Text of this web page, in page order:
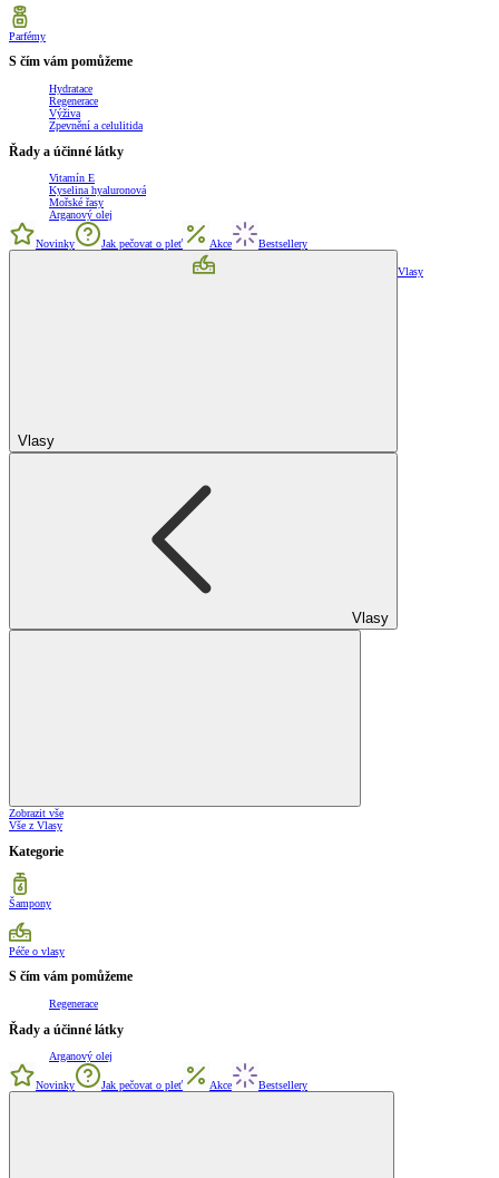
Parfémy
S čím vám pomůžeme
Hydratace
Regenerace
Výživa
Zpevnění a celulitida
Řady a účinné látky
Vitamín E
Kyselina hyaluronová
Mořské řasy
Arganový olej
Novinky Jak pečovat o pleť Akce Bestsellery
Vlasy
Vlasy
Vlasy
Zobrazit vše
Vše z Vlasy
Kategorie
Šampony
Péče o vlasy
S čím vám pomůžeme
Regenerace
Řady a účinné látky
Arganový olej
Novinky Jak pečovat o pleť Akce Bestsellery